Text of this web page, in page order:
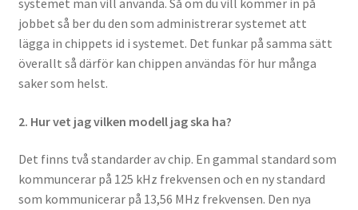
Webbutik
systemet man vill använda. Så om du vill kommer in på
jobbet så ber du den som administrerar systemet att
lägga in chippets id i systemet. Det funkar på samma sätt
överallt så därför kan chippen användas för hur många
saker som helst.
2. Hur vet jag vilken modell jag ska ha?
Det finns två standarder av chip. En gammal standard som
kommuncerar på 125 kHz frekvensen och en ny standard
som kommunicerar på 13,56 MHz frekvensen. Den nya